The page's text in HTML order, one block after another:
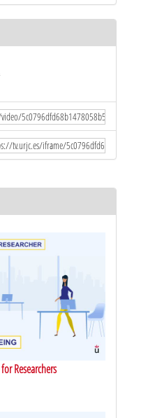
Researchers